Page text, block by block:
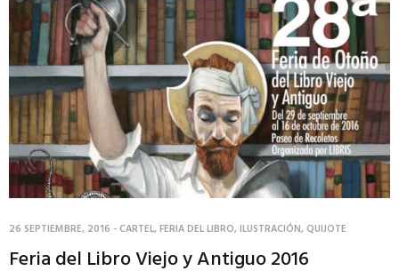
26 SEPTIEMBRE, 2016 - CARTEL,FERIA DEL LIBRO,ILUSTRACIÓN, QUIJOTE
Feria del Libro Viejo y Antiguo 2016